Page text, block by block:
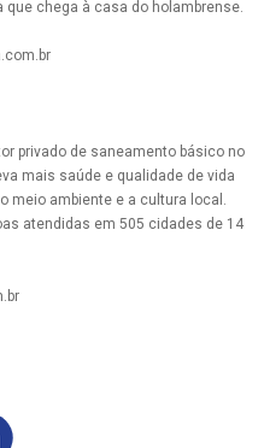
chega à casa do holambrense.
privado de saneamento básico no
mais saúde e qualidade de vida
meio ambiente e a cultura local.
atendidas em 505 cidades de 14